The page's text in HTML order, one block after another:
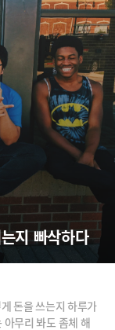
지 빠삭하다
돈을 쓰는지 하루가
무리 봐도 좀체 해